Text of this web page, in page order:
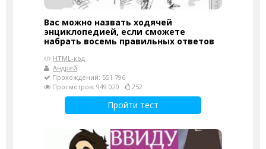
Вас можно назвать ходячей
энциклопедией, если сможете
набрать восемь правильных ответов
HTML-код
Андрей
Прохождений: 551 796
Просмотров: 949 020
252
Пройти тест